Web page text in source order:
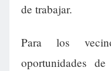
de trabajar.
Para los
oportunidades